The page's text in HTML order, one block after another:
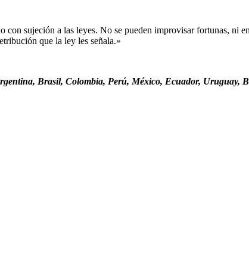
con sujeción a las leyes. No se pueden improvisar fortunas, ni
que la ley les señala.»
Brasil, Colombia, Perú, México, Ecuador, Uruguay,